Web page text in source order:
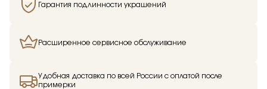
Гарантия подлинности украшений
Расширенное сервисное обслуживание
Удобная доставка по всей России с оплатой после
примерки
Отправить
Мы узнали, что
Малахитовой шкатулки и решили вам
намекнуть об этом.